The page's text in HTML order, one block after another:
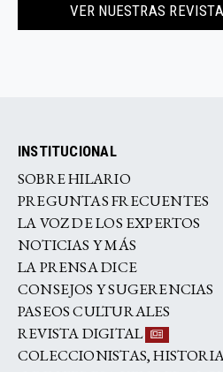
VER NUESTRAS
INSTITUCIONAL
SOBRE HILARIO
PREGUNTAS FRECUENTES
LA VOZ DE LOS EXPERTOS
NOTICIAS Y MÁS
LA PRENSA DICE
CONSEJOS Y SUGERENCIAS
PASEOS CULTURALES
REVISTA DIGITAL
COLECCIONISTAS,